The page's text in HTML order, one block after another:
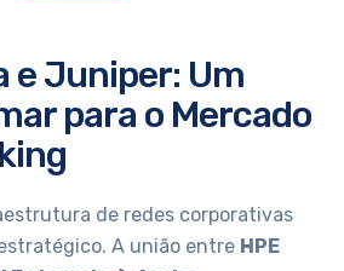
e Juniper: Um
para o Mercado
de redes corporativas
A união entre HPE